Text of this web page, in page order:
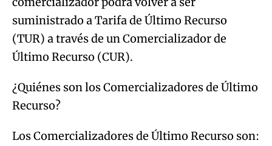
suministrado a Tarifa de Último Recurso
(TUR) a través de un Comercializador de
Último Recurso (CUR).
¿Quiénes son los Comercializadores de Último
Recurso?
Los Comercializadores de Último Recurso son: